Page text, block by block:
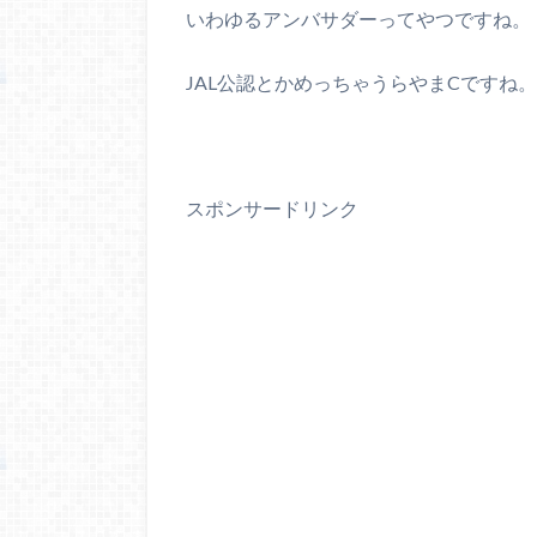
いわゆるアンバサダーってやつですね。
JAL公認とかめっちゃうらやまCですね
スポンサードリンク